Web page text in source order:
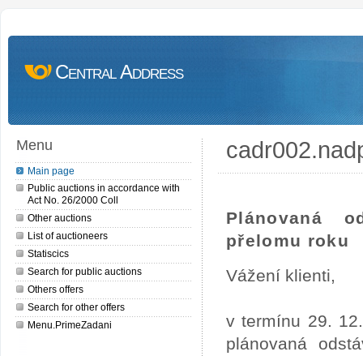
Central Address
Menu
Main page
Public auctions in accordance with
Act No. 26/2000 Coll
Other auctions
List of auctioneers
Statiscics
Search for public auctions
Others offers
Search for other offers
Menu.PrimeZadani
Plánovaná
přelomu roku
Vážení klienti,
v termínu 29.
plánovaná